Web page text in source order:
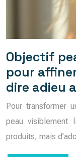
Objectif
pour
dire adieu
Pour transformer
peau visiblement
produits, mais